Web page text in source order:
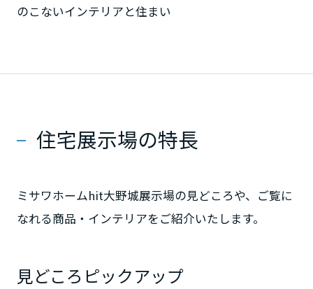
のこないインテリアと住まい
住宅展示場の特長
ミサワホームhit大野城展示場の見どころや、ご覧に
なれる商品・インテリアをご紹介いたします。
見どころピックアップ
東海エリア
愛知県
三重県